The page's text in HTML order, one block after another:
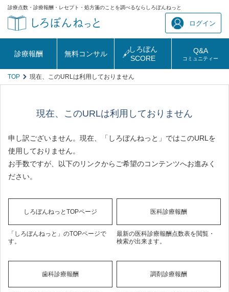
診療点数・診療報酬・レセプト・処方箋のことを調べるならしろぼんねっと
ログイン
診療報酬 無料コンサル
しろぼん
SCORE
Q&A
コミュニティー
TOP 現在、このURLは利用しておりません
現在、このURLは利用しておりません
申し訳ございません。現在、「しろぼんねっと」ではこのURLを
使用しておりません。
お手数ですが、以下のリンクからご希望のコンテンツへお進みく
ださい。
しろぼんねっとTOPページ
「しろぼんねっと」のTOPページで
す。
医科診療報酬
最新の医科診療報酬点数表を閲覧・
検索が出来ます。
歯科診療報酬 調剤診療報酬